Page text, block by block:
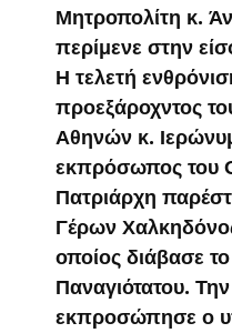
Μητροπολίτη κ.
περίμενε στην
Η τελετή
προεξάροχντος
Αθηνών κ.
εκπρόσωπος του
Πατριάρχη
Γέρων
οποίος διάβασε
Παναγιότατου.
εκπροσώπησε ο